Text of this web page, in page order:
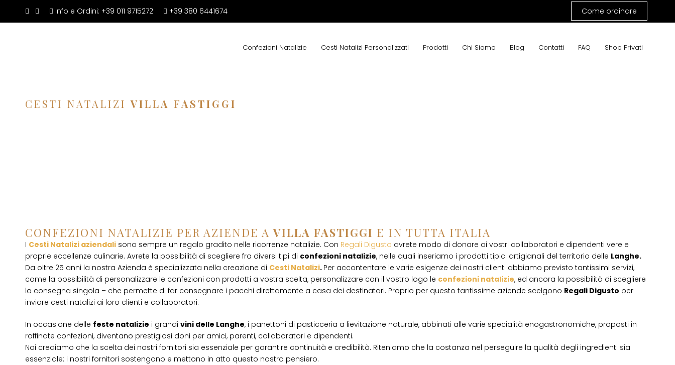
Info e Ordini: +39 011 9715272 +39 380 6441674 Come ordinare
Confezioni Natalizie Cesti Natalizi Personalizzati Prodotti Chi Siamo Blog Contatti FAQ Shop Privati
CESTI NATALIZIVILLA FASTIGGI
CONFEZIONI NATALIZIE PER AZIENDE AVILLA FASTIGGI E IN TUTTA ITALIA
I Cesti Natalizi aziendali sono sempre un regalo gradito nelle ricorrenze natalizie. Con Regali Digusto avrete modo di donare ai vostri collaboratori e dipendenti vere e
proprie eccellenze culinarie. Avrete la possibilità di scegliere fra diversi tipi di confezioni natalizie, nelle quali inseriamo i prodotti tipici artigianali del territorio delle Langhe.
Da oltre 25 anni la nostra Azienda è specializzata nella creazione di Cesti Natalizi. Per accontentare le varie esigenze dei nostri clienti abbiamo previsto tantissimi servizi,
come la possibilità di personalizzare le confezioni con prodotti a vostra scelta, personalizzare con il vostro logo le confezioni natalizie, ed ancora la possibilità di scegliere
la consegna singola – che permette di far consegnare i pacchi direttamente a casa dei destinatari. Proprio per questo tantissime aziende scelgono Regali Digusto per
inviare cesti natalizi ai loro clienti e collaboratori.
In occasione delle feste natalizie i grandi vini delle Langhe, i panettoni di pasticceria a lievitazione naturale, abbinati alle varie specialità enogastronomiche, proposti in
raffinate confezioni, diventano prestigiosi doni per amici, parenti, collaboratori e dipendenti.
Noi crediamo che la scelta dei nostri fornitori sia essenziale per garantire continuità e credibilità. Riteniamo che la costanza nel perseguire la qualità degli ingredienti sia
essenziale: i nostri fornitori sostengono e mettono in atto questo nostro pensiero.